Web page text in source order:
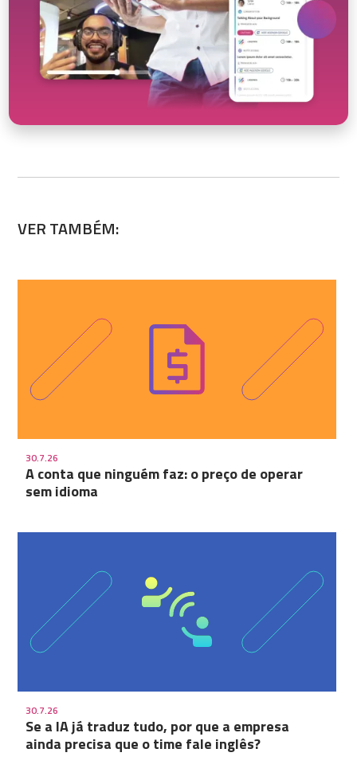
VER TAMBÉM:
30.7.26
A conta que ninguém faz: o preço de operar
sem idioma
30.7.26
Se a IA já traduz tudo, por que a empresa
ainda precisa que o time fale inglês?